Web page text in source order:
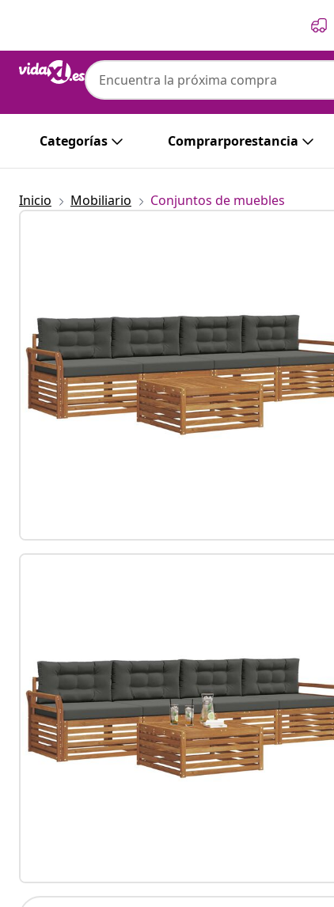
Categorías Comprarporestancia
Inicio Mobiliario Conjuntos de muebles